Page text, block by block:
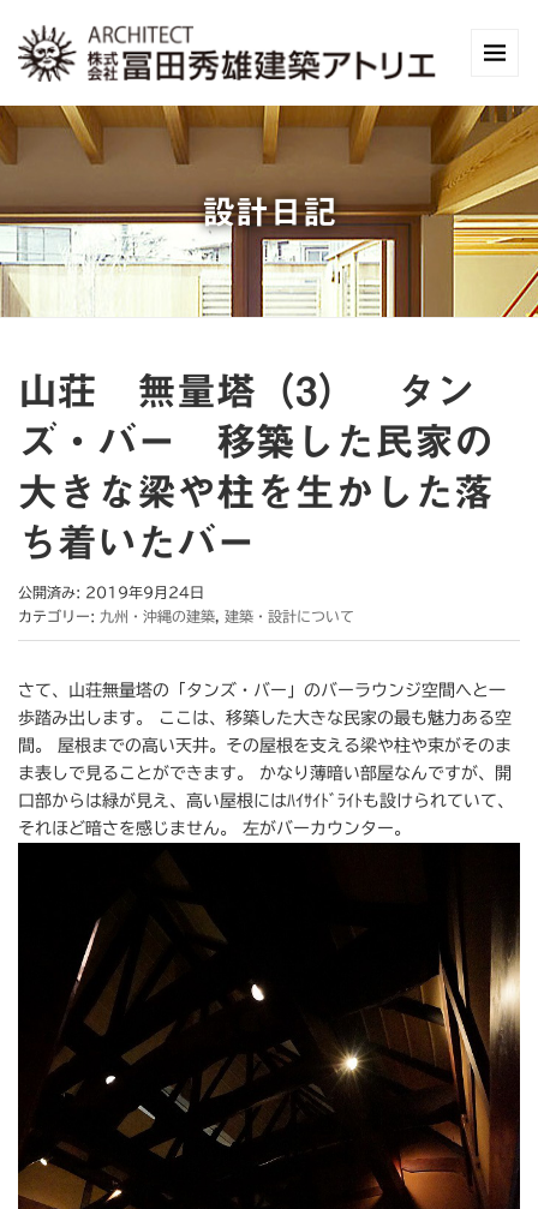
設計日記
山荘 無量塔（3） タン
ズ・バー 移築した民家の
大きな梁や柱を生かした落
ち着いたバー
公開済み: 2019年9月24日
カテゴリー: 九州・沖縄の建築 建築・設計について
さて、山荘無量塔の「タンズ・バー」のバーラウンジ空間へと一
歩踏み出します。 ここは、移築した大きな民家の最も魅力ある空
間。 屋根までの高い天井。その屋根を支える梁や柱や束がそのま
ま表しで見ることができます。 かなり薄暗い部屋なんですが、開
口部からは緑が見え、高い屋根にはﾊｲｻｲﾄﾞﾗｲﾄも設けられていて、
それほど暗さを感じません。 左がバーカウンター。